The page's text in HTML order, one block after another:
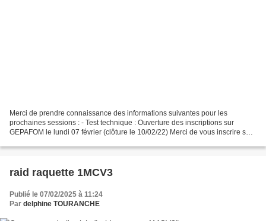
Merci de prendre connaissance des informations suivantes pour les
prochaines sessions : - Test technique : Ouverture des inscriptions sur
GEPAFOM le lundi 07 février (clôture le 10/02/22) Merci de vous inscrire sur
raid raquette 1MCV3
Publié le 07/02/2025 à 11:24
Par delphine TOURANCHE